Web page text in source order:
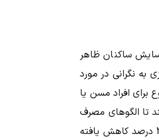
ساکنان ظاهر
به نگرانی در مورد
برای افراد مسن یا
تا الگوهای مصرف
خود را بهتر درک کنید و در نتیجه، هزینه‌های ماهانه را کاهش دهید. مثلاً، بسیاری از کاربران گزارش کرده‌اند که پس از نصب ترموستات هوشمند، مصرف گاز آن‌ها تا 20 درصد کاهش یافته